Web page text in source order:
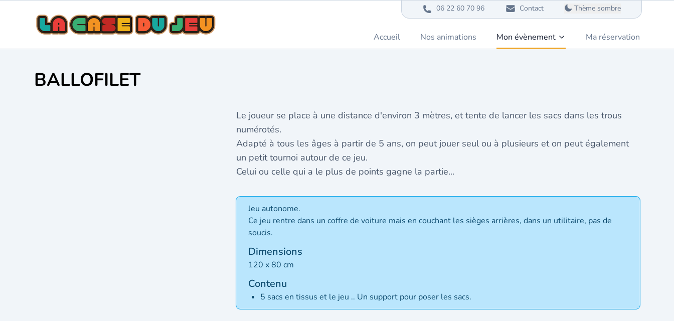
06 22 60 70 96 Contact Thème sombre
Accueil Nos animations Mon évènement Ma réservation
BALLOFILET
Le joueur se place à une distance d'environ 3 mètres, et tente de lancer les sacs dans les trous
numérotés.
Adapté à tous les âges à partir de 5 ans, on peut jouer seul ou à plusieurs et on peut également
un petit tournoi autour de ce jeu.
Celui ou celle qui a le plus de points gagne la partie...
Jeu autonome.
Ce jeu rentre dans un coffre de voiture mais en couchant les sièges arrières, dans un utilitaire, pas de
soucis.
Dimensions
120 x 80 cm
Contenu
5 sacs en tissus et le jeu .. Un support pour poser les sacs.